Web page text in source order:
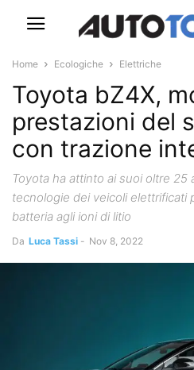
Home Ecologiche Elettriche
Toyota bZ4X,
prestazioni del
con trazione
Toyota ha attinto ai suoi oltre 25
tecnologie dei veicoli elettrificati
batteria agli ioni di litio
Da Luca Tassi - Nov 8, 2022